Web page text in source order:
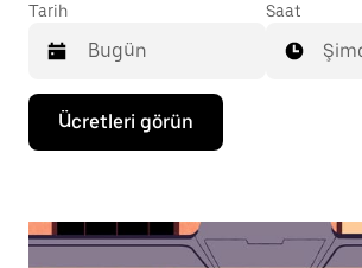
Tarih
Takvimle
etkileşime
geçmek
seçmek
Saat
Ücretleri görün